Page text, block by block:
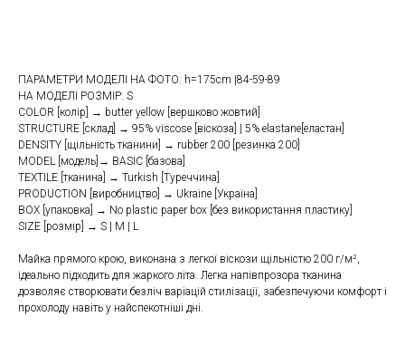
ПАРАМЕТРИ МОДЕЛІ НА ФОТО: h=175cm |84-59-89
НА МОДЕЛІ РОЗМІР: S
COLOR [колір] → butter yellow [вершково жовтий]
STRUCTURE [склад] → 95% viscose [віскоза] | 5% elastane[еластан]
DENSITY [щільність тканини] → rubber 200 [резинка 200]
MODEL [модель]→ BASIC [базова]
TEXTILE [тканина] → Turkish [Туреччина]
PRODUCTION [виробництво] → Ukraine [Україна]
BOX [упаковка] → No plastic paper box [без викориcтання пластику]
SIZE [розмір] → S | M | L
Майка прямого крою, виконана з легкої віскози щільністю 200 г/м²,
ідеально підходить для жаркого літа. Легка напівпрозора тканина
дозволяє створювати безліч варіацій стилізації, забезпечуючи комфорт і
прохолоду навіть у найспекотніші дні.